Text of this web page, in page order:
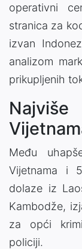
operativni
stranica za
izvan
analizom
prikupljenih
Među
Vijetnama i
dolaze iz
Kambodže,
za opći
policiji.